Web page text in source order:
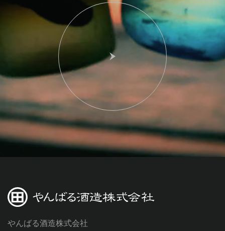
やんばる酒造株式会社